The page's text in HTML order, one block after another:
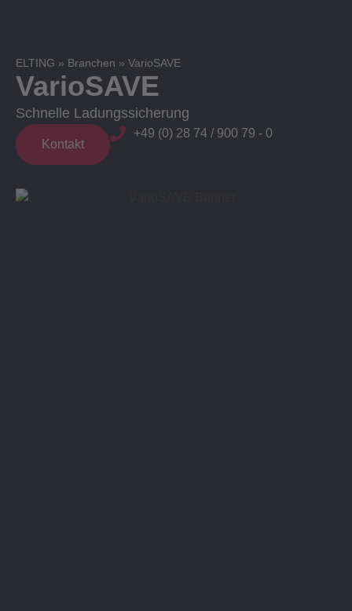
ELTING » Branchen » VarioSAVE
VarioSAVE
Schnelle Ladungssicherung
Kontakt
+49 (0) 28 74 / 900 79 - 0